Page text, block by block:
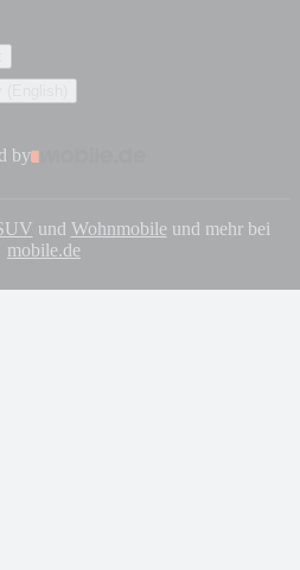
by
und Wohnmobileund mehr bei
mobile.de